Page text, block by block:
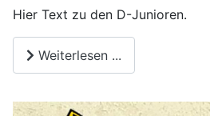
Hier Text zu den D-Junioren.
Weiterlesen ...